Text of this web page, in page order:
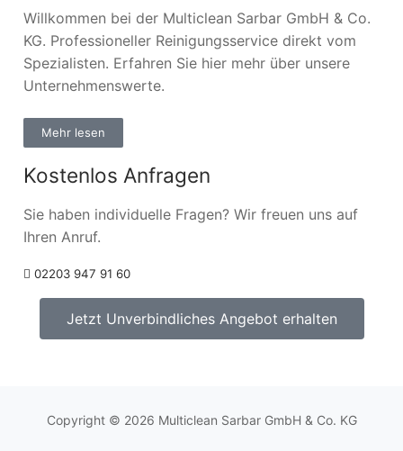
Willkommen bei der Multiclean Sarbar GmbH & Co.
KG. Professioneller Reinigungsservice direkt vom
Spezialisten. Erfahren Sie hier mehr über unsere
Unternehmenswerte.
Mehr lesen
Kostenlos Anfragen
Sie haben individuelle Fragen? Wir freuen uns auf
Ihren Anruf.
02203 947 91 60
Jetzt Unverbindliches Angebot erhalten
Copyright © 2026 Multiclean Sarbar GmbH & Co. KG